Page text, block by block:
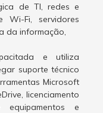
de TI, redes e
Wi-Fi, servidores
da informação,
e utiliza
suporte técnico
Microsoft
licenciamento
e